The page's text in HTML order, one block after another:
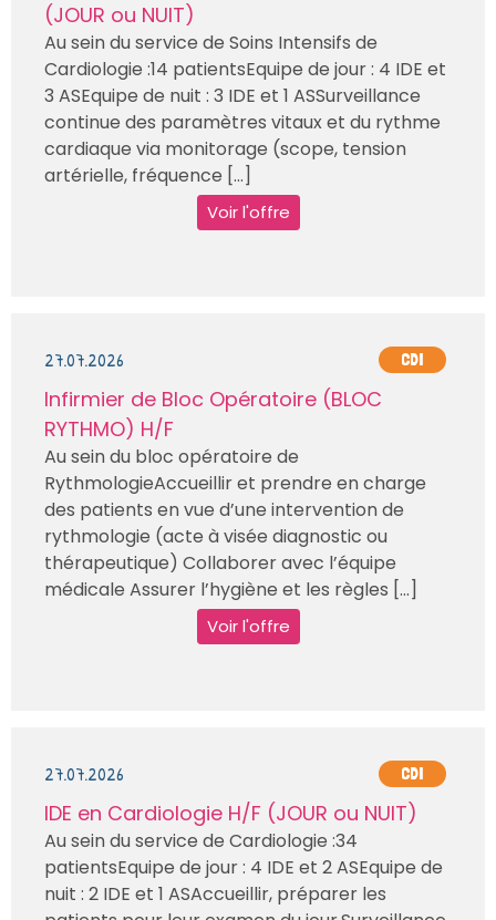
(JOUR ou NUIT)
Au sein du service de Soins Intensifs de
Cardiologie :14 patientsEquipe de jour : 4 IDE et
3 ASEquipe de nuit : 3 IDE et 1 ASSurveillance
continue des paramètres vitaux et du rythme
cardiaque via monitorage (scope, tension
artérielle, fréquence [...]
Voir l'offre
27.07.2026 CDI
Infirmier de Bloc Opératoire (BLOC
RYTHMO) H/F
Au sein du bloc opératoire de
RythmologieAccueillir et prendre en charge
des patients en vue d’une intervention de
rythmologie (acte à visée diagnostic ou
thérapeutique) Collaborer avec l’équipe
médicale Assurer l’hygiène et les règles [...]
Voir l'offre
27.07.2026 CDI
IDE en Cardiologie H/F (JOUR ou NUIT)
Au sein du service de Cardiologie :34
patientsEquipe de jour : 4 IDE et 2 ASEquipe de
nuit : 2 IDE et 1 ASAccueillir, préparer les